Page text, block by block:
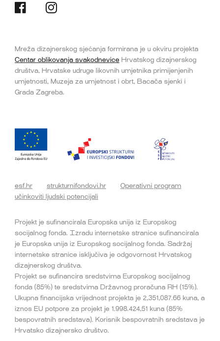
Mreža dizajnerskog sjećanja formirana je u okviru projekta
Centar oblikovanja svakodnevice Hrvatskog dizajnerskog
društva, Hrvatske udruge likovnih umjetnika primijenjenih
umjetnosti, Muzeja za umjetnost i obrt, Bacača sjenki i
Grada Zagreba.
esf.hr strukturnifondovi.hr
Operativni program
učinkoviti ljudski potencijali
Projekt je sufinancirala Europska unija iz Europskog
socijalnog fonda. Izradu internetske stranice sufinancirala
je Europska unija iz Europskog socijalnog fonda. Sadržaj
internetske stranice isključiva je odgovornost Hrvatskog
dizajnerskog društva.
Projekt se sufinancira sredstvima Europskog socijalnog
fonda (85%) te sredstvima Državnog proračuna RH (15%).
Ukupna financijska vrijednost projekta je 2,351,087.66 kuna, a
iznos EU potpore za projekt je 1.998.424,51 kuna (85%
bespovratnih sredstava). Korisnik bespovratnih sredstava je
Hrvatsko dizajnersko društvo.